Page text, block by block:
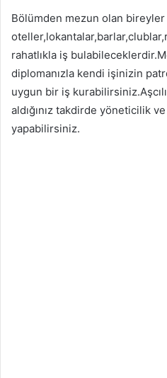
Bölümden mezun olan bireyler
rahatlıkla iş
diplomanızla kendi işinizin
uygun bir iş
aldığınız takdirde yöneticilik
yapabilirsiniz.